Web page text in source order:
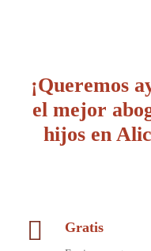
¡Queremos
el mejor
hijos en
Gratis